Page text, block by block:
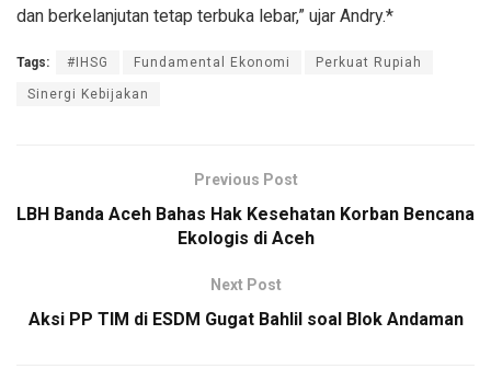
dan berkelanjutan tetap terbuka lebar,” ujar Andry.*
Tags: #IHSG Fundamental Ekonomi Perkuat Rupiah
Sinergi Kebijakan
Previous Post
LBH Banda Aceh Bahas Hak Kesehatan Korban Bencana
Ekologis di Aceh
Next Post
Aksi PP TIM di ESDM Gugat Bahlil soal Blok Andaman